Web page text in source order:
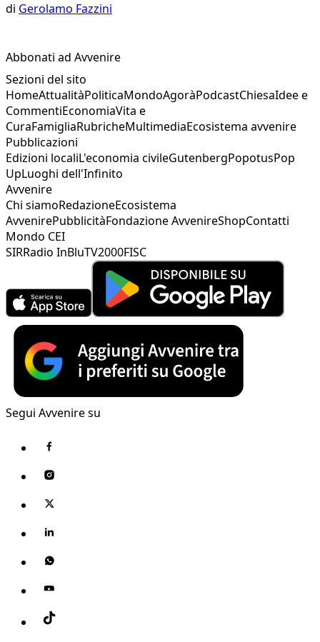
di Gerolamo Fazzini
Abbonati ad Avvenire
Sezioni del sito
HomeAttualitàPoliticaMondoAgoràPodcastChiesaIdee e
CommentiEconomiaVita e
CuraFamigliaRubricheMultimediaEcosistema avvenire
Pubblicazioni
Edizioni localiL'economia civileGutenbergPopotusPop
UpLuoghi dell'Infinito
Avvenire
Chi siamoRedazioneEcosistema
AvvenirePubblicitàFondazione AvvenireShopContatti
Mondo CEI
SIRRadio InBluTV2000FISC
Segui Avvenire su